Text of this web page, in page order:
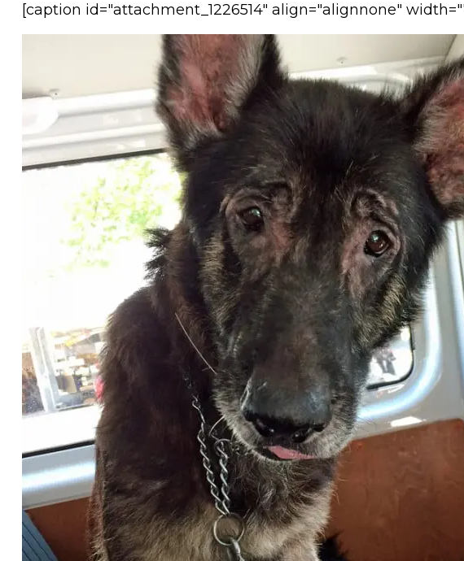
[caption id="attachment_1226514" align="alignnone"